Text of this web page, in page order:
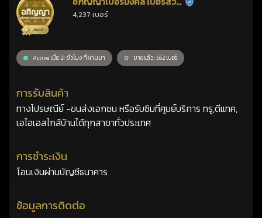
เลขศาสตร์
ร้านยืนยันแล้ว
4,237 เบอร์
Active เมื่อ 21 ชั่วโมง ที่ผ่านมา ขายแล้ว : 652 เบอร์
การรับสินค้า
ทางไปรษณีย์ -ขนส่งเอกชน หรือรับซิมที่ศูนย์บริการ ทรู,ดีแทค,
เอไอเอสไกล้บ้านได้ทุกสาขาทั่วประเทศ
การชำระเงิน
โอนเงินผ่านบัญชีธนาคาร
ข้อมูลการติดต่อ